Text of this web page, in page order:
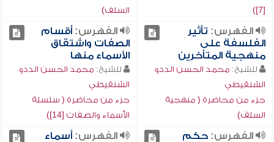
[7])
السلف)
الفهرس: تأثير
الفلسفة على
منهجية المتأخرين
للشيخ: محمد الحسن الددو
الشنقيطي
جزء من محاضرة ( منهجية
السلف)
الفهرس:أقسام
الصفات واشتقاق
الأسماء منها
للشيخ: محمد الحسن الددو
الشنقيطي
جزء من محاضرة ( سلسلة
الأسماء والصفات [14])
الفهرس:حكم
الفهرس:أسماء